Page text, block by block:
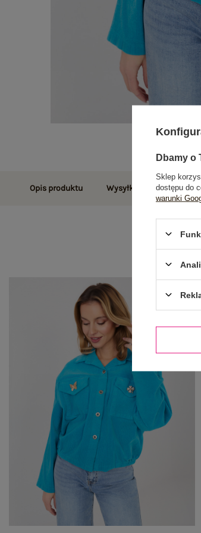
Opis produktu Wysyłka i dostawa
Dbamy o
Sklep
dostępu do
warunki